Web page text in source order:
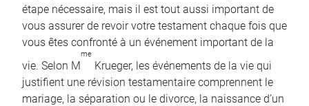
étape nécessaire, mais il est tout aussi important de
vous assurer de revoir votre testament chaque fois que
vous êtes confronté à un événement important de la
vie. Selon M
me
Krueger, les événements de la vie qui
justifient une révision testamentaire comprennent le
mariage, la séparation ou le divorce, la naissance d’un